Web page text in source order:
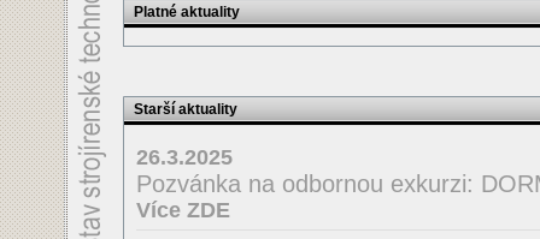
Platné aktuality
Starší aktuality
26.3.2025
Pozvánka na odbornou exkurzi:
Více ZDE